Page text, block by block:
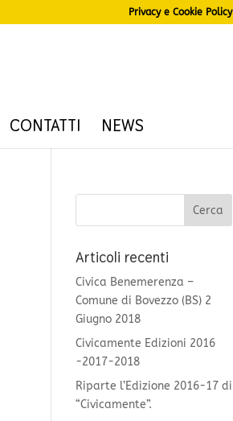
Privacy e Cookie Policy
CONTATTI NEWS
Articoli recenti
Civica Benemerenza –
Comune di Bovezzo (BS) 2
Giugno 2018
Civicamente Edizioni 2016
-2017-2018
Riparte l’Edizione 2016-17 di
“Civicamente”.